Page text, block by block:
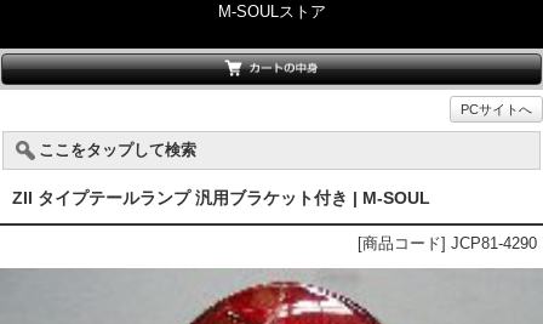
M-SOULストア
PCサイトへ
ここをタップして検索
ZII タイプテールランプ 汎用ブラケット付き | M-SOUL
[商品コード] JCP81-4290